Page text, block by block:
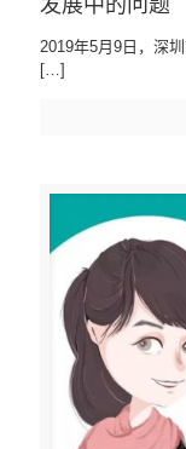
2019年5月9日，深
[…]